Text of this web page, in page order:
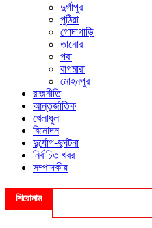
দুর্গাপুর
পুঠিয়া
গোদাগাড়ি
তানোর
পবা
বাগমারা
মোহনপুর
রাজনীতি
আন্তর্জাতিক
খেলাধুলা
বিনোদন
দুর্যোগ-দুর্ঘটনা
নির্বাচিত খবর
সম্পাদকীয়
শিরোনাম